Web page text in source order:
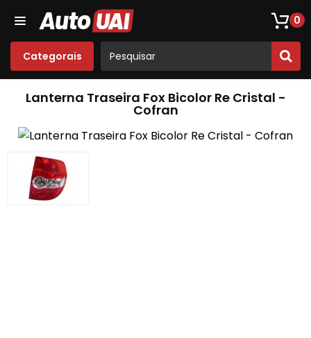
0
Categorais
Loja De Peças De Fusca Som
Lanterna Traseira Fox Bicolor Re Cristal -
Cofran